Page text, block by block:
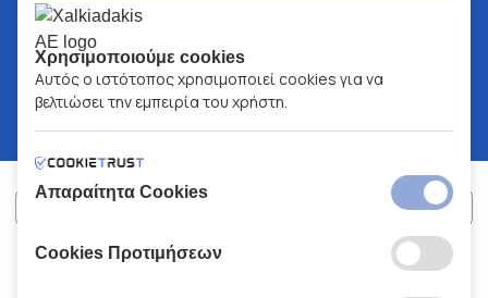
ΧΑΛΚΙΑΔΑΚΗΣ Α.Ε.
Χρησιμοποιούμε cookies
Αυτός ο ιστότοπος χρησιμοποιεί cookies για να
βελτιώσει την εμπειρία του χρήστη.
Απαραίτητα Cookies
Cookies Προτιμήσεων